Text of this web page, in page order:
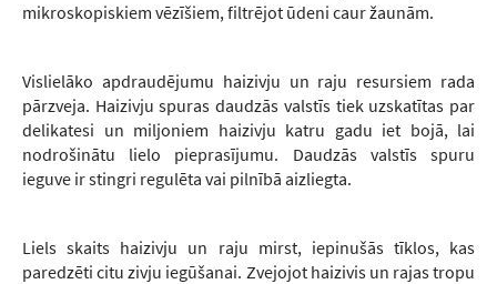
mikroskopiskiem vēzīšiem, filtrējot ūdeni caur žaunām.
Vislielāko apdraudējumu haizivju un raju resursiem rada
pārzveja. Haizivju spuras daudzās valstīs tiek uzskatītas par
delikatesi un miljoniem haizivju katru gadu iet bojā, lai
nodrošinātu lielo pieprasījumu. Daudzās valstīs spuru
ieguve ir stingri regulēta vai pilnībā aizliegta.
Liels skaits haizivju un raju mirst, iepinušās tīklos, kas
paredzēti citu zivju iegūšanai. Zvejojot haizivis un rajas tropu